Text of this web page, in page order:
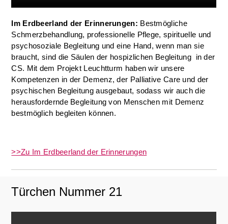
Im Erdbeerland der Erinnerungen: Bestmögliche
Schmerzbehandlung, professionelle Pflege, spirituelle und
psychosoziale Begleitung und eine Hand, wenn man sie
braucht, sind die Säulen der hospizlichen Begleitung in der
CS. Mit dem Projekt Leuchtturm haben wir unsere
Kompetenzen in der Demenz, der Palliative Care und der
psychischen Begleitung ausgebaut, sodass wir auch die
herausfordernde Begleitung von Menschen mit Demenz
bestmöglich begleiten können.
>>Zu Im Erdbeerland der Erinnerungen
Türchen Nummer 21